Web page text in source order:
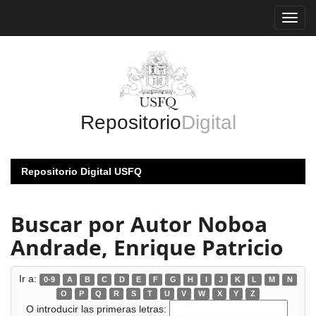
RepositorioDigital
Repositorio Digital USFQ
Buscar por Autor Noboa
Andrade, Enrique Patricio
Ir a: 0-9 A B C D E F G H I J K L M
N
O
P Q R S T U V W X Y Z
O introducir las primeras letras: